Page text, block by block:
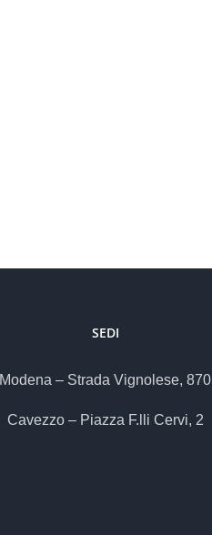
SEDI
Modena – Strada Vignolese, 870
Cavezzo – Piazza F.lli Cervi, 2